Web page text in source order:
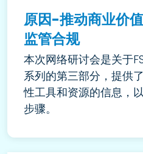
原因-推动商业价
监管合规
本次网络研讨会是关于
系列的第三部分，提供
性工具和资源的信息，
步骤。